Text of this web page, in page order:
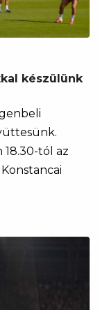
készülünk
18.30-tól az